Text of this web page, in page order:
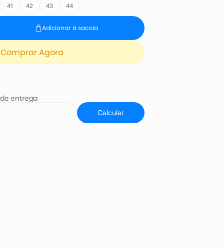
41 42 43 44
Adicionar à sacola
Comprar Agora
entrega
Calcular